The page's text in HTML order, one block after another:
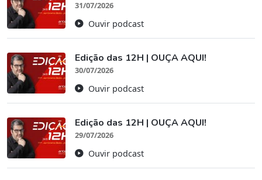
31/07/2026
Ouvir podcast
Edição das 12H | OUÇA AQUI!
30/07/2026
Ouvir podcast
Edição das 12H | OUÇA AQUI!
29/07/2026
Ouvir podcast